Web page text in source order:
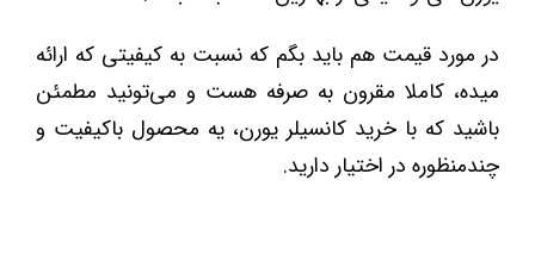
در مورد قیمت هم باید بگم که نسبت به کیفیتی که ارائه
میده، کاملا مقرون ‌به ‌صرفه هست و می‌تونید مطمئن
باشید که با خرید کانسیلر یورن، یه محصول باکیفیت و
چندمنظوره در اختیار دارید.